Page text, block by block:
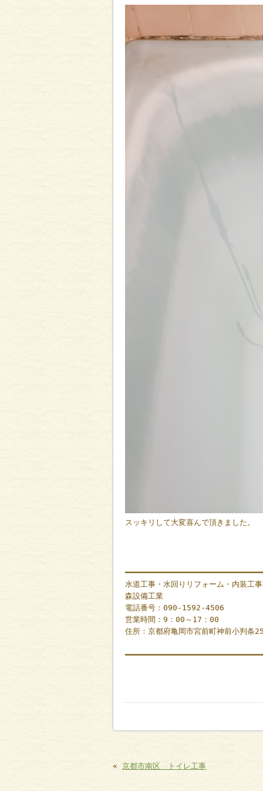
スッキリして大変喜んで頂きました。
水道工事・水回りリフォーム・内装工
森設備工業
電話番号：090-1592-4506
営業時間：9：00～17：00
住所：京都府亀岡市宮前町神前小判条
« 京都市南区 トイレ工事